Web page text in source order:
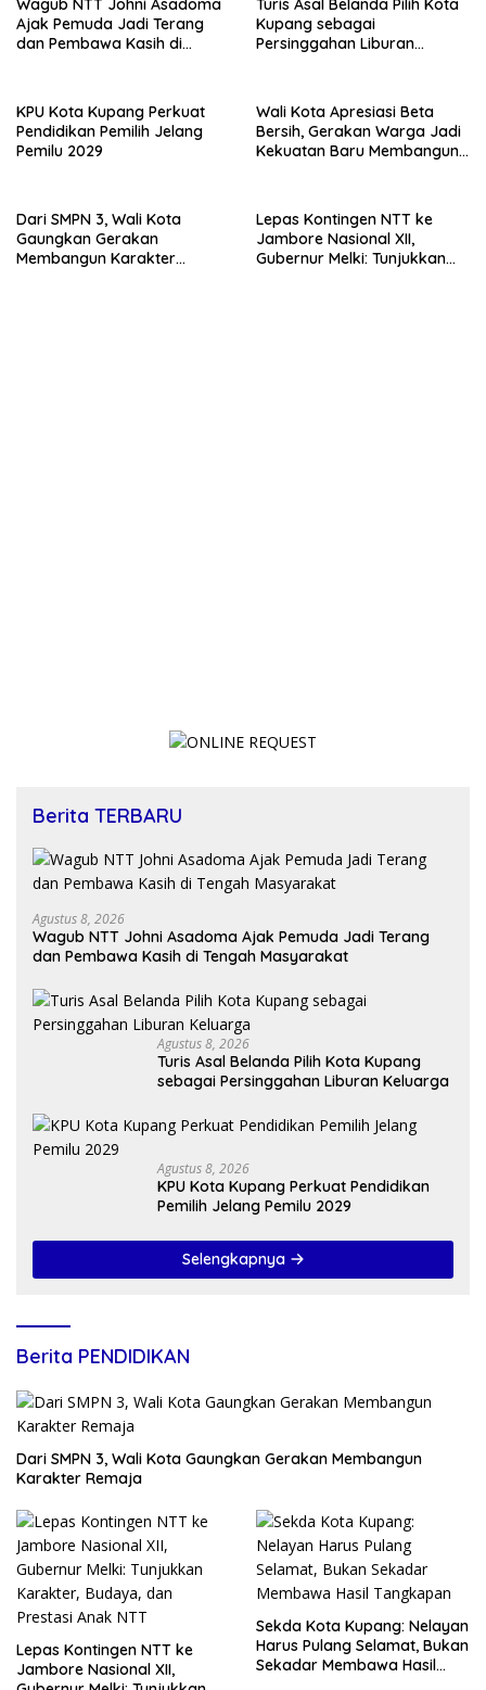
Wagub NTT Johni Asadoma
Ajak Pemuda Jadi Terang
dan Pembawa Kasih di
Turis Asal Belanda Pilih Kota
Kupang sebagai
Persinggahan Liburan
KPU Kota Kupang Perkuat
Pendidikan Pemilih Jelang
Pemilu 2029
Wali Kota Apresiasi Beta
Bersih, Gerakan Warga Jadi
Kekuatan Baru Membangun
Dari SMPN 3, Wali Kota
Gaungkan Gerakan
Membangun Karakter
Lepas Kontingen NTT ke
Jambore Nasional XII,
Gubernur Melki: Tunjukkan
Berita TERBARU
Agustus 8, 2026
Wagub NTT Johni Asadoma Ajak Pemuda Jadi Terang
dan Pembawa Kasih di Tengah Masyarakat
Agustus 8, 2026
Turis Asal Belanda Pilih Kota Kupang
sebagai Persinggahan Liburan Keluarga
Agustus 8, 2026
KPU Kota Kupang Perkuat Pendidikan
Pemilih Jelang Pemilu 2029
Selengkapnya
Berita PENDIDIKAN
Dari SMPN 3, Wali Kota Gaungkan Gerakan Membangun
Karakter Remaja
Lepas Kontingen NTT ke
Jambore Nasional XII,
Sekda Kota Kupang: Nelayan
Harus Pulang Selamat, Bukan
Sekadar Membawa Hasil